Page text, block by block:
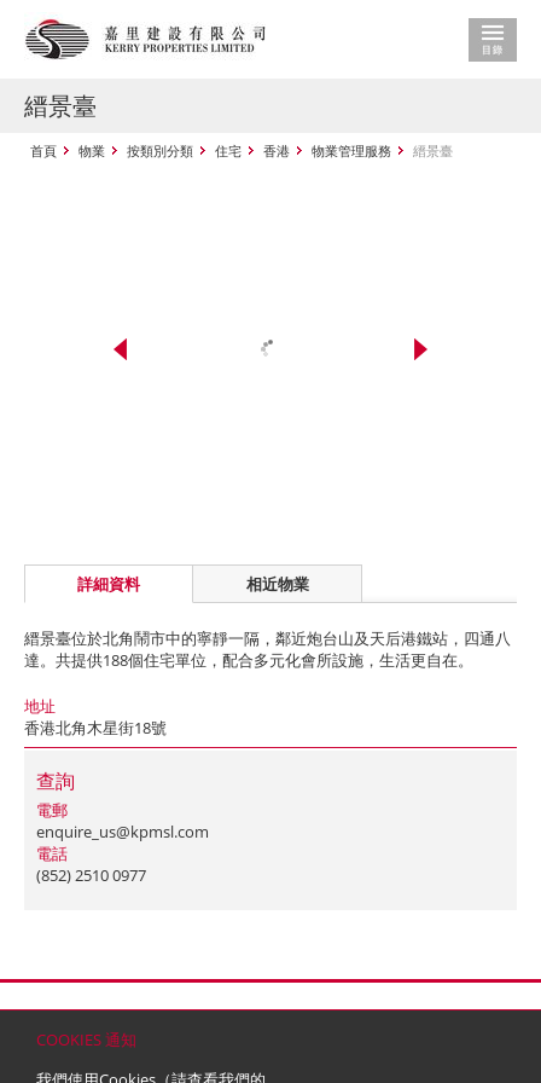
COOKIES 通知
縉景臺
首頁 物業 按類別分類 住宅 香港 物業管理服務 縉景臺
詳細資料 相近物業
縉景臺位於北角鬧市中的寧靜一隔，鄰近炮台山及天后港鐵站，四通八
達。共提供188個住宅單位，配合多元化會所設施，生活更自在。
地址
香港北角木星街18號
查詢
電郵
enquire_us@kpmsl.com
電話
(852) 2510 0977
© 2026 嘉里建設有限公司 (於百慕達註冊成立之有限公司)